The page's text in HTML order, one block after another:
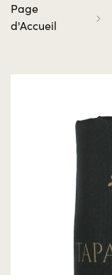
Page
d'Accueil